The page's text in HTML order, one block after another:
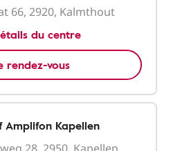
66, 2920, Kalmthout
du centre
rendez-vous
Kapellen